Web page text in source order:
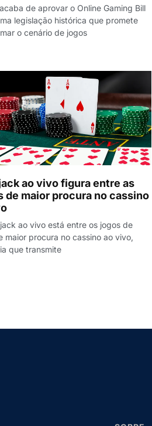
de aprovar o Online Gaming Bill
legislação histórica que promete
o cenário de jogos
ao vivo figura entre as
de maior procura no cassino
ao vivo está entre os jogos de
maior procura no cassino ao vivo,
que transmite